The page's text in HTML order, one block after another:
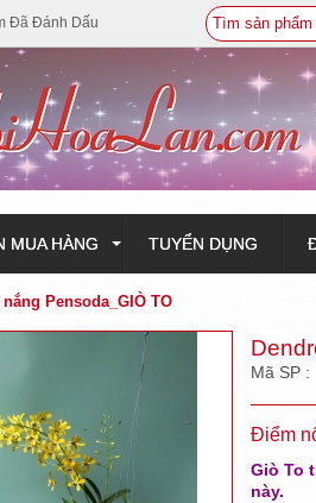
Đã Đánh Dấu
MUA HÀNG TUYỂN DỤNG
nắng Pensoda_GIÒ TO
Mã SP :
Điểm
Giò To
này.